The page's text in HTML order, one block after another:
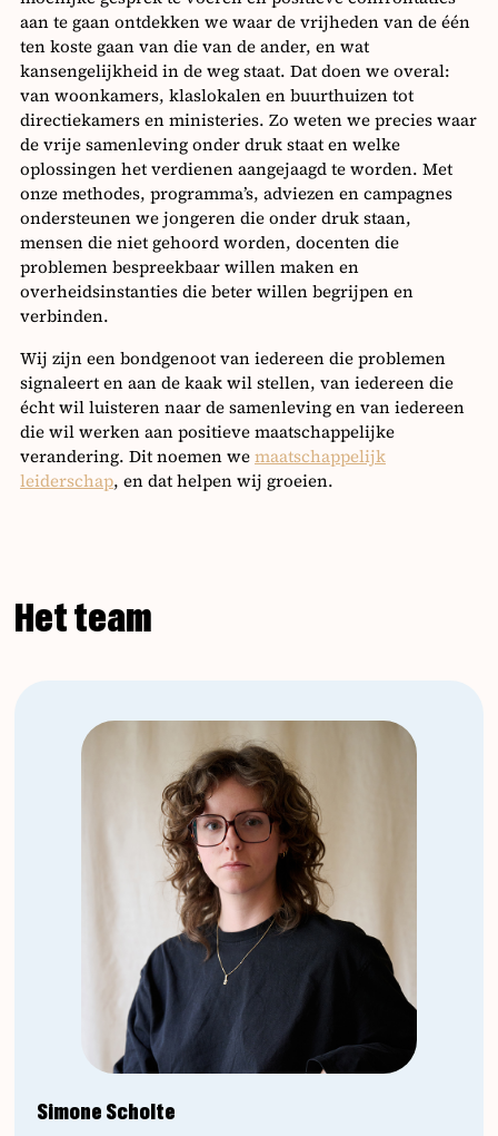
aan te gaan ontdekken we waar de vrijheden van de één
ten koste gaan van die van de ander, en wat
kansengelijkheid in de weg staat. Dat doen we overal:
van woonkamers, klaslokalen en buurthuizen tot
directiekamers en ministeries. Zo weten we precies waar
de vrije samenleving onder druk staat en welke
oplossingen het verdienen aangejaagd te worden. Met
onze methodes, programma’s, adviezen en campagnes
ondersteunen we jongeren die onder druk staan,
mensen die niet gehoord worden, docenten die
problemen bespreekbaar willen maken en
overheidsinstanties die beter willen begrijpen en
verbinden.
Wij zijn een bondgenoot van iedereen die problemen
signaleert en aan de kaak wil stellen, van iedereen die
écht wil luisteren naar de samenleving en van iedereen
die wil werken aan positieve maatschappelijke
verandering. Dit noemen wemaatschappelijk
leiderschap, en dat helpen wij groeien.
Het team
Simone Scholte